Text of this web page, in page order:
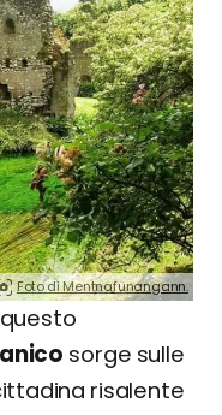
Foto di Mentnafunangann.
sorge sulle
risalente